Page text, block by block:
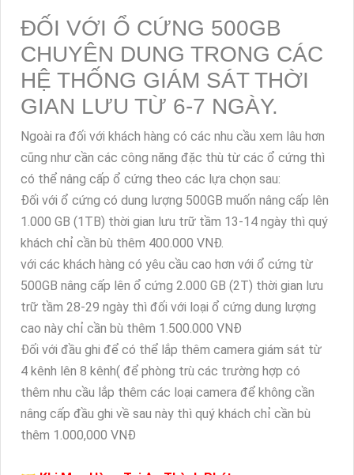
ĐỐI VỚI Ổ CỨNG 500GB
CHUYÊN DUNG TRONG CÁC
HỆ THỐNG GIÁM SÁT THỜI
GIAN LƯU TỪ 6-7 NGÀY.
Ngoài ra đối với khách hàng có các nhu cầu xem lâu hơn
cũng như cần các công năng đặc thù từ các ổ cứng thì
có thể nâng cấp ổ cứng theo các lựa chọn sau:
Đối với ổ cứng có dung lượng 500GB muốn nâng cấp lên
1.000 GB (1TB) thời gian lưu trữ tầm 13-14 ngày thì quý
khách chỉ cần bù thêm 400.000 VNĐ.
với các khách hàng có yêu cầu cao hơn với ổ cứng từ
500GB nâng cấp lên ổ cứng 2.000 GB (2T) thời gian lưu
trữ tầm 28-29 ngày thì đối với loại ổ cứng dung lượng
cao này chỉ cần bù thêm 1.500.000 VNĐ
Đối với đầu ghi để có thể lắp thêm camera giám sát từ
4 kênh lên 8 kênh( để phòng trù các trường hợp có
thêm nhu cầu lắp thêm các loại camera để không cần
nâng cấp đầu ghi về sau này thì quý khách chỉ cần bù
thêm 1.000,000 VNĐ